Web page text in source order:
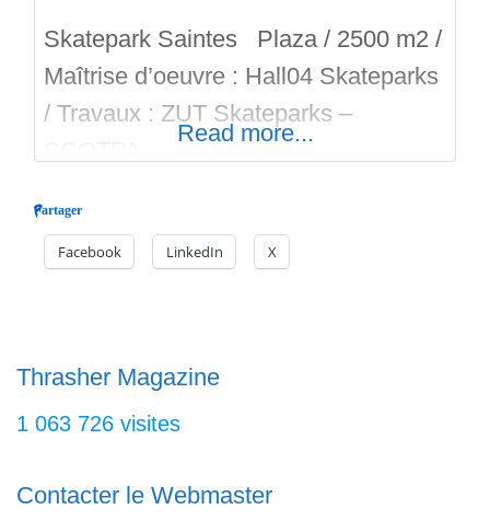
Skatepark Saintes Plaza / 2500 m2 /
Maîtrise d’oeuvre : Hall04 Skateparks
/ Travaux : ZUT Skateparks –
SCOTPA
Read more...
Partager
Facebook LinkedIn X
Thrasher Magazine
1 063 726 visites
Contacter le Webmaster